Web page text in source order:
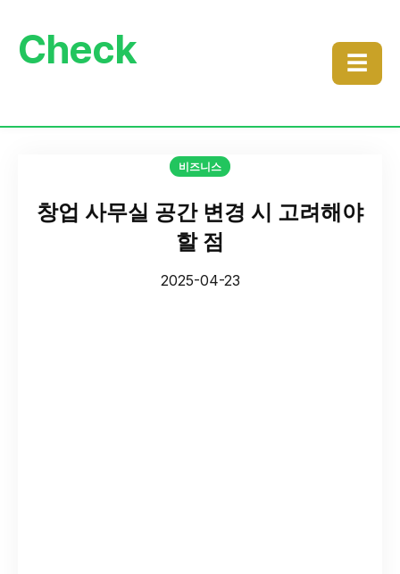
Check ☰
비즈니스
창업 사무실 공간 변경 시 고려해야
할 점
2025-04-23